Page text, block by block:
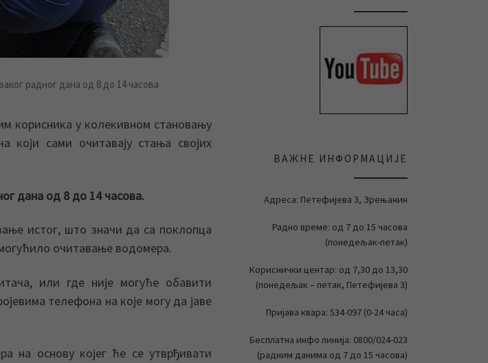
радног дана од 8 до 14 часова
корисника у колекивном становању
који сами очитавају стања својих
дана од 8 до 14 часова.
истог, што значи да са поклопца
очитавање водомера.
или где није могуће обавити
телефона на које могу да јаве
на основу којег ће се утврђивати
ВАЖНЕ ИНФОРМАЦИЈЕ
Адреса: Петефијева 3, Зрењанин
Радно време: од 7 до 15 часова
(понедељак-петак)
Кориснички центар: од 7,30 до 13,30
(понедељак – петак, Петефијева 3)
Пријава квара: 534-097 (0-24 часа)
Бесплатна инфо линија: 0800/024-023
(радним данима од 7 до 15 часова)